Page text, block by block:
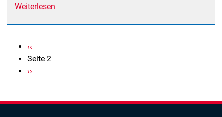
Weiterlesen
Seitennummerierung
Vorherige
Seite
‹‹
Seite 2
Nächste
››